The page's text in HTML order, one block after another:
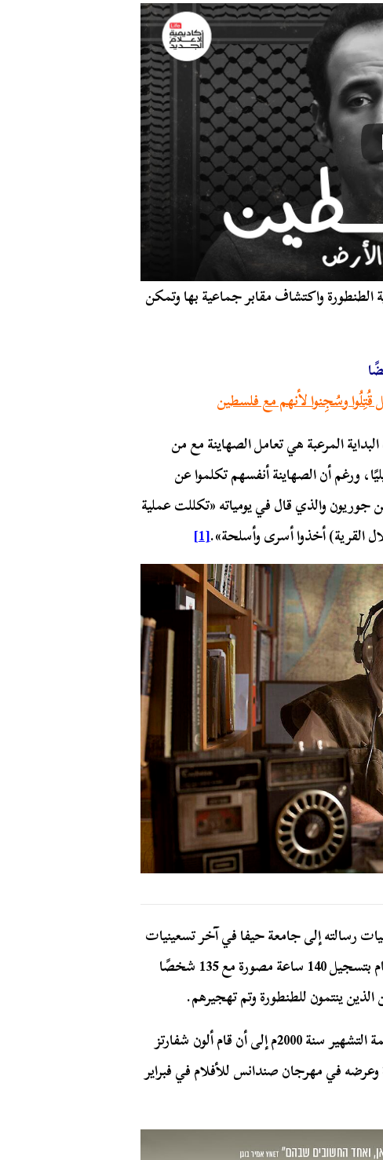
واكتشاف مقابر جماعية بها وتمكن
وسُجِنوا لأنهم مع فلسطين
المرعبة هي تعامل الصهاينة مع من
ورغم أن الصهاينة أنفسهم تكلموا عن
جوريون والذي قال في يومياته «تكللت عملية
القرية) أخذوا أسرى وأسلحة».[1]
رسالته إلى جامعة حيفا في آخر تسعينيات
القرن الماضي وكان قد عمل عليها طيلة سنوات وقام بتسجيل 140 ساعة مصورة مع 135 شخصًا
الذين ينتمون للطنطورة وتم تهجيرهم.
سُحِبَت رسالة تيدي كاتس وتعرض للمحاكمة بتهمة التشهير سنة 2000م إلى أن قام ألون شفارتز
في مهرجان صندانس للأفلام في فبراير